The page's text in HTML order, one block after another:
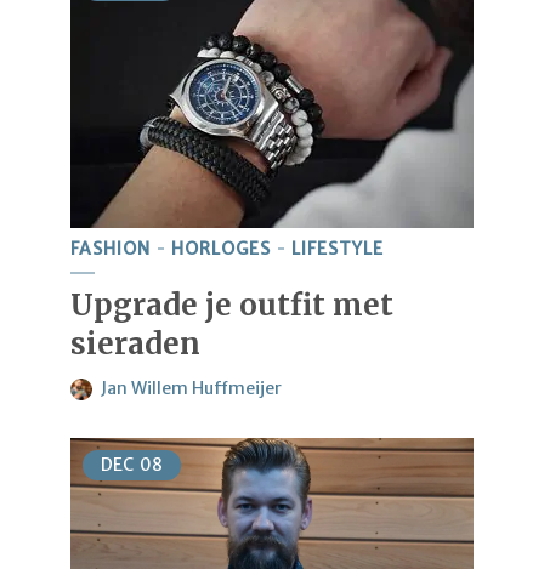
FASHION HORLOGES LIFESTYLE
Upgrade je outfit met
sieraden
Jan Willem Huffmeijer
DEC 08